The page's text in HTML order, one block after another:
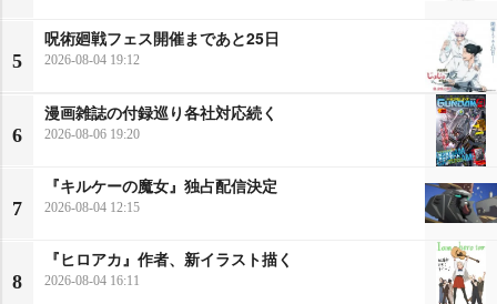
5
呪術廻戦フェス開催まであと25日
2026-08-04 19:12
6
漫画雑誌の付録巡り各社対応続く
2026-08-06 19:20
7
『キルケーの魔女』独占配信決定
2026-08-04 12:15
8
『ヒロアカ』作者、新イラスト描く
2026-08-04 16:11